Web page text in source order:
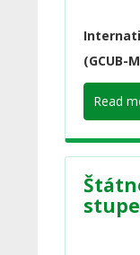
(GCUB-
Read